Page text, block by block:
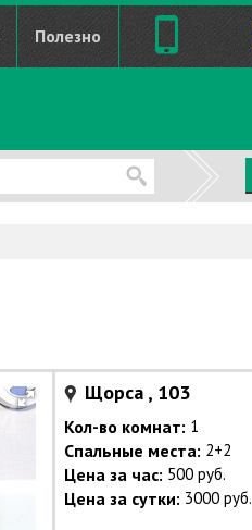
Полезно
Щорса , 103
Кол-во комнат: 1
Спальные места: 2+2
Цена за час: 500 руб.
Цена за сутки: 3000 руб.